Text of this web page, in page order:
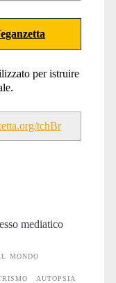
per istruire
tchBr
mediatico
MONDO
AUTOPSIA